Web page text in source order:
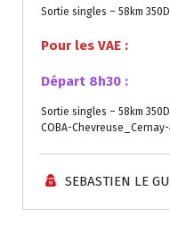
Sortie singles – 58km
Pour les VAE :
Départ 8h30 :
Sortie singles – 58km
COBA-Chevreuse_Cernay-
SEBASTIEN LE